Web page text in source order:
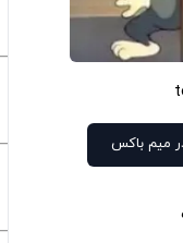
میم باکس